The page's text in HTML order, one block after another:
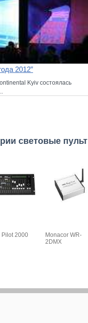
2012”
Kyiv состоялась
световые
Pilot 2000
Monacor WR-
2DMX